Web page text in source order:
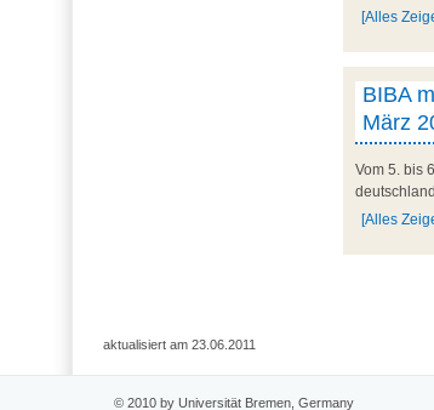
[Alles
BIBA
März
Vom 5. bis
[Alles
aktualisiert am 23.06.2011
© 2010 by Universität Bremen, Germany